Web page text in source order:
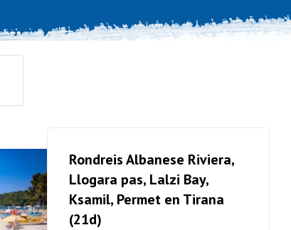
Rondreis Albanese Riviera,
Llogara pas, Lalzi Bay,
Ksamil, Permet en Tirana
(21d)